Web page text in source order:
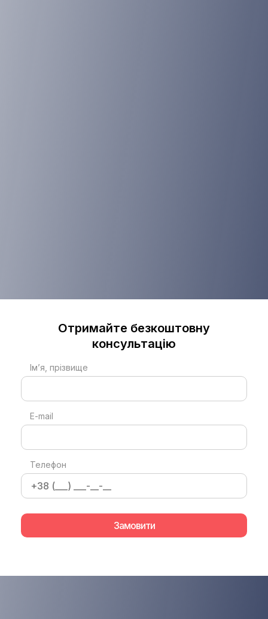
Отримайте безкоштовну
консультацію
Ім’я, прізвище
E-mail
Телефон